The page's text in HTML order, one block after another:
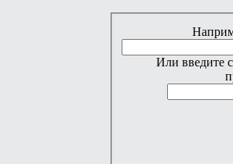
Или введите